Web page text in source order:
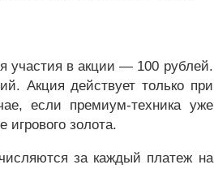
участия в акции — 100 рублей.
Акция действует только при
если премиум-техника уже
игрового золота.
за каждый платеж на